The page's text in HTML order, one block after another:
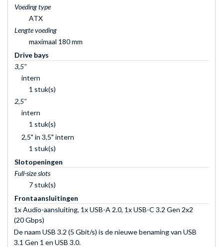
Voeding type
ATX
Lengte voeding
maximaal 180 mm
Drive bays
3,5"
intern
1 stuk(s)
2,5"
intern
1 stuk(s)
2,5" in 3,5" intern
1 stuk(s)
Slotopeningen
Full-size slots
7 stuk(s)
Frontaansluitingen
1x Audio-aansluiting, 1x USB-A 2.0, 1x USB-C 3.2 Gen 2x2
(20 Gbps)
De naam USB 3.2 (5 Gbit/s) is de nieuwe benaming van USB
3.1 Gen 1 en USB 3.0.